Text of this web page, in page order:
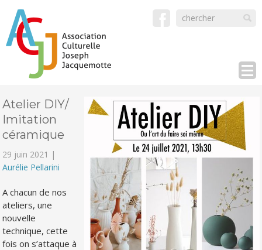
Atelier DIY/
Imitation
céramique
29 juin 2021 |
Aurélie Pellarini
A chacun de nos
ateliers, une
nouvelle
technique, cette
fois on s’attaque à